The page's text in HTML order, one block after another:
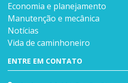
Economia e planejamento
Manutenção e mecânica
Notícias
Vida de caminhoneiro
ENTRE EM CONTATO